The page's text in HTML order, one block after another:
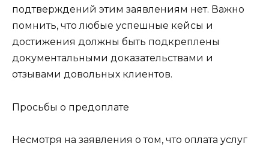
подтверждений этим заявлениям нет. Важно
помнить, что любые успешные кейсы и
достижения должны быть подкреплены
документальными доказательствами и
отзывами довольных клиентов.
Просьбы о предоплате
Несмотря на заявления о том, что оплата услуг